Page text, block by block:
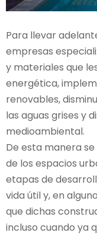
Para llevar
empresas
y materiales que
energética,
renovables,
las aguas grises y
medioambiental.
De esta manera
de los espacios
etapas de
vida útil y, en
que dichas
incluso cuando ya